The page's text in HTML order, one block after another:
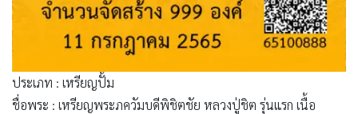
ประเภท : เหรียญปั้ม
ชื่อพระ : เหรียญพระภควัมบดีพิชิตชัย หลวงปู่ชิต รุ่นแรก เนื้อ